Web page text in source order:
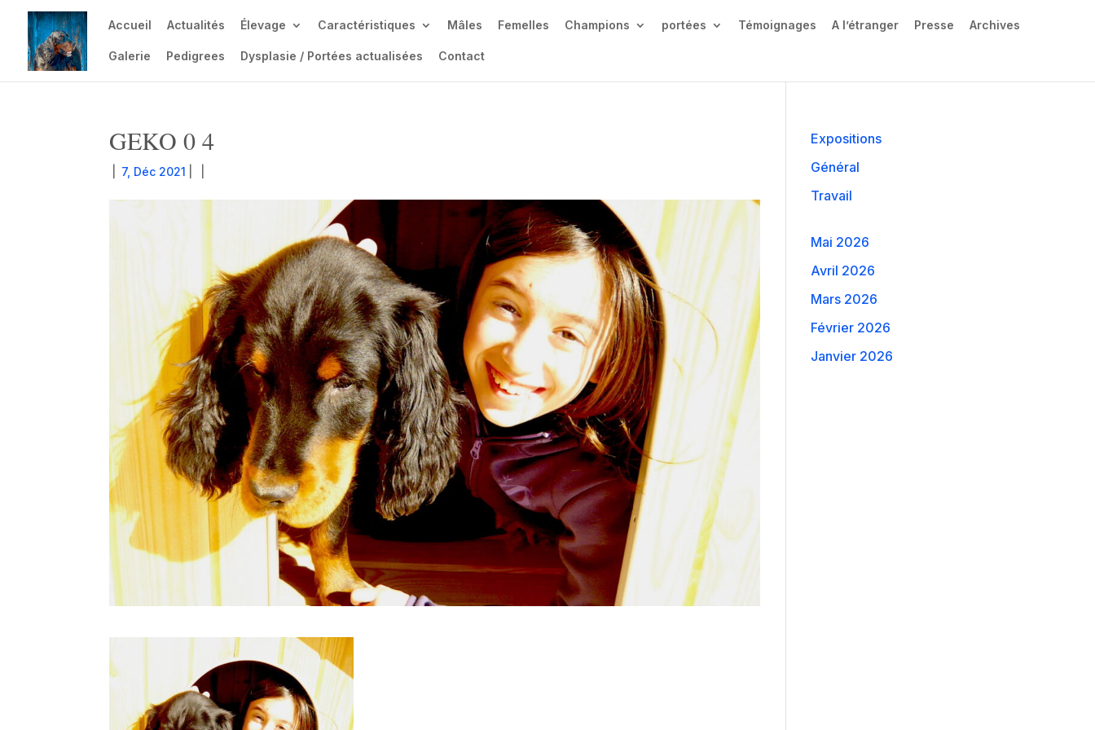
Accueil Actualités Élevage Caractéristiques Mâles Femelles Champions portées Témoignages A l’étranger Presse Archives
Galerie Pedigrees Dysplasie / Portées actualisées Contact
GEKO 0 4
7, Déc 2021
Expositions
Général
Travail
Mai 2026
Avril 2026
Mars 2026
Février 2026
Janvier 2026